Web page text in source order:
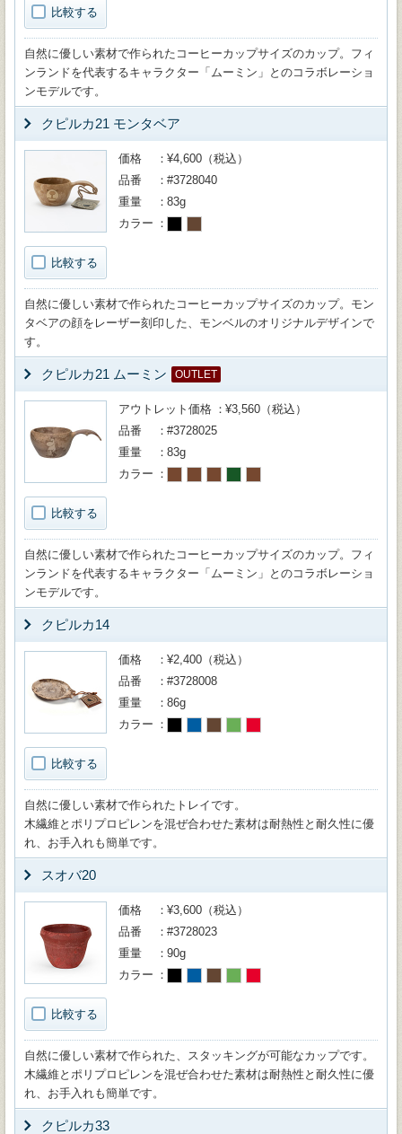
比較する
自然に優しい素材で作られたコーヒーカップサイズのカップ。フィ
ンランドを代表するキャラクター「ムーミン」とのコラボレーショ
ンモデルです。
クピルカ21 モンタベア
比較する
価格
¥4,600（税込）
品番
#3728040
重量
83g
カラー
自然に優しい素材で作られたコーヒーカップサイズのカップ。モン
タベアの顔をレーザー刻印した、モンベルのオリジナルデザインで
す。
クピルカ21 ムーミン OUTLET
比較する
アウトレット価格
¥3,560（税込）
品番
#3728025
重量
83g
カラー
自然に優しい素材で作られたコーヒーカップサイズのカップ。フィ
ンランドを代表するキャラクター「ムーミン」とのコラボレーショ
ンモデルです。
クピルカ14
比較する
価格
¥2,400（税込）
品番
#3728008
重量
86g
カラー
自然に優しい素材で作られたトレイです。
木繊維とポリプロピレンを混ぜ合わせた素材は耐熱性と耐久性に優
れ、お手入れも簡単です。
スオバ20
比較する
価格
¥3,600（税込）
品番
#3728023
重量
90g
カラー
自然に優しい素材で作られた、スタッキングが可能なカップです。
木繊維とポリプロピレンを混ぜ合わせた素材は耐熱性と耐久性に優
れ、お手入れも簡単です。
クピルカ33